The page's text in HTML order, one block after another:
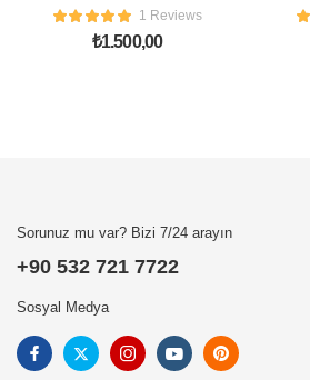
Nevresim Takımı
1 Reviews
₺1.500,00
Sorunuz mu var? Bizi 7/24 arayın
+90 532 721 7722
Sosyal Medya